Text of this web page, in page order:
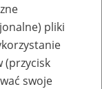
pliki
(przycisk
swoje